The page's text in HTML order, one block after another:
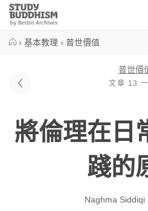
Close
Study
Buddhism
› 基本教理 › 普世價值
普世價
文章 13
將倫理在日
踐的
Naghma Siddiqi